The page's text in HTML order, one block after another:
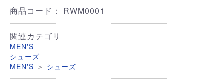
商品コード： RWM0001
関連カテゴリ
MEN'S
シューズ
MEN'S ＞ シューズ